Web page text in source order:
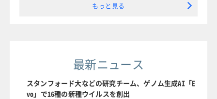
もっと見る
最新ニュース
スタンフォード大などの研究チーム、ゲノム生成AI「E
vo」で16種の新種ウイルスを創出